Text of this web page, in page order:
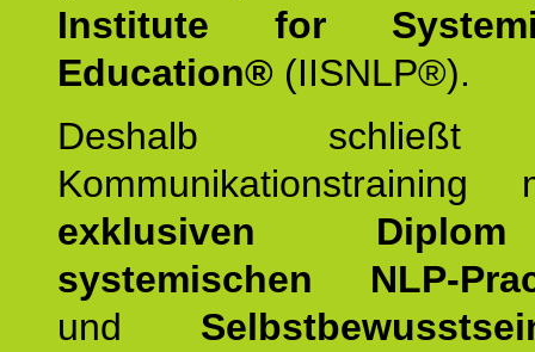
Institute for
Education® (IISNLP®).
Deshalb schließt
exklusiven
systemischen NLP-
und